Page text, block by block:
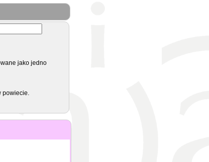
jako jedno
powiecie.